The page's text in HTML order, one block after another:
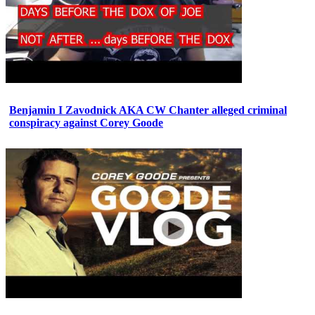
Benjamin I Zavodnick AKA CW Chanter alleged criminal
conspiracy against Corey Goode